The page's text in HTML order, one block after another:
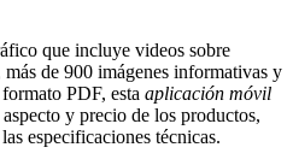
que incluye videos sobre
de 900 imágenes informativas y
PDF, esta aplicación móvil
y precio de los productos,
especificaciones técnicas.